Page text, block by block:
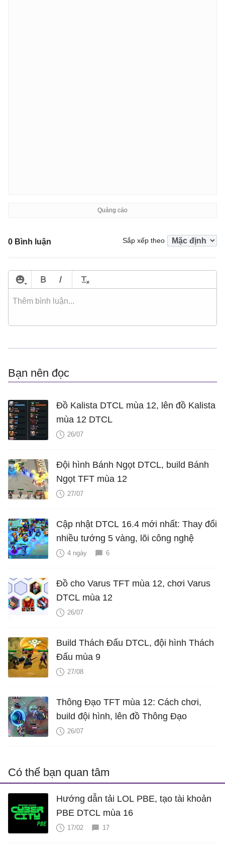
0 Bình luận Sắp xếp theo
Bạn nên đọc
Đồ Kalista DTCL mùa 12, lên đồ Kalista
mùa 12 DTCL
26/07
Đội hình Bánh Ngọt DTCL, build Bánh
Ngọt TFT mùa 12
27/07
Cập nhật DTCL 16.4 mới nhất: Thay đổi
nhiều tướng 5 vàng, lõi công nghệ
4 ngày 6
Đồ cho Varus TFT mùa 12, chơi Varus
DTCL mùa 12
26/07
Build Thách Đấu DTCL, đội hình Thách
Đấu mùa 9
27/08
Thông Đạo TFT mùa 12: Cách chơi,
build đội hình, lên đồ Thông Đạo
26/07
Có thể bạn quan tâm
Hướng dẫn tải LOL PBE, tạo tài khoản
PBE DTCL mùa 16
17/02 17